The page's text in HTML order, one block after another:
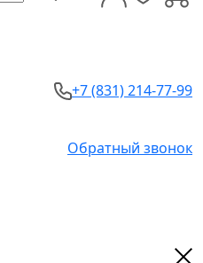
+7 (831) 214-77-99
Обратный звонок